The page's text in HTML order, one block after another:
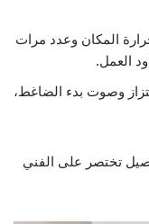
المكان وعدد مرات
العمل.
وصوت بدء الضاغط،
تختصر على الفني